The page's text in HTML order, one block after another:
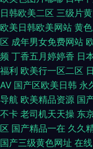
日韩欧美二区 三级片
欧美日韩欧美网站 黄
区 成年男女免费网站
频 丁香五月婷婷香 日
福利 欧美行一区二区
AV 国产区欧美日韩 永
导航 欧美精品资源 国
不卡 老司机天天操 东
区 国产精品一在 久久
国产三级黄色网址 在